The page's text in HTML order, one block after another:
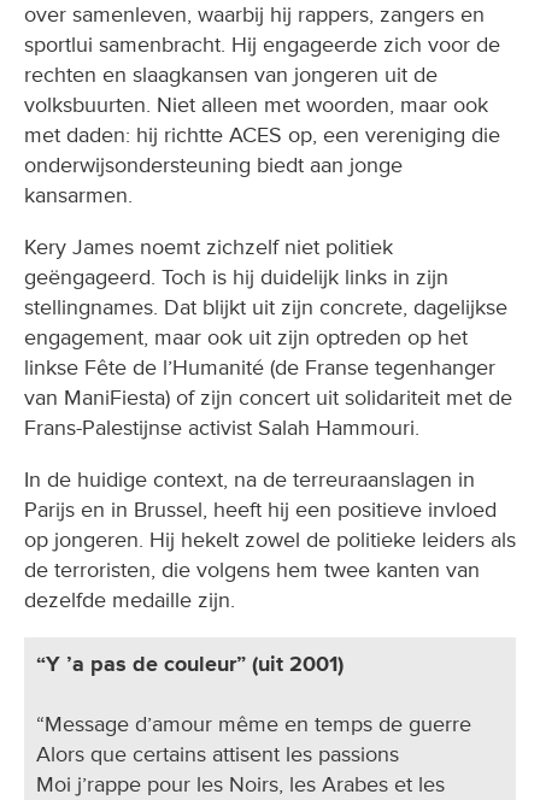
over samenleven, waarbij hij rappers, zangers en
sportlui samenbracht. Hij engageerde zich voor de
rechten en slaagkansen van jongeren uit de
volksbuurten. Niet alleen met woorden, maar ook
met daden: hij richtte ACES op, een vereniging die
onderwijsondersteuning biedt aan jonge
kansarmen.
Kery James noemt zichzelf niet politiek
geëngageerd. Toch is hij duidelijk links in zijn
stellingnames. Dat blijkt uit zijn concrete, dagelijkse
engagement, maar ook uit zijn optreden op het
linkse Fête de l’Humanité (de Franse tegenhanger
van ManiFiesta) of zijn concert uit solidariteit met de
Frans-Palestijnse activist Salah Hammouri.
In de huidige context, na de terreuraanslagen in
Parijs en in Brussel, heeft hij een positieve invloed
op jongeren. Hij hekelt zowel de politieke leiders als
de terroristen, die volgens hem twee kanten van
dezelfde medaille zijn.
“Y ’a pas de couleur” (uit 2001)
“Message d’amour même en temps de guerre
Alors que certains attisent les passions
Moi j’rappe pour les Noirs, les Arabes et les